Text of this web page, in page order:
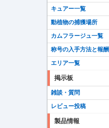
キュアー一覧
動植物の捕獲場所
カムフラージュ一覧
称号の入手方法と報酬
エリア一覧
掲示板
雑談・質問
レビュー投稿
製品情報